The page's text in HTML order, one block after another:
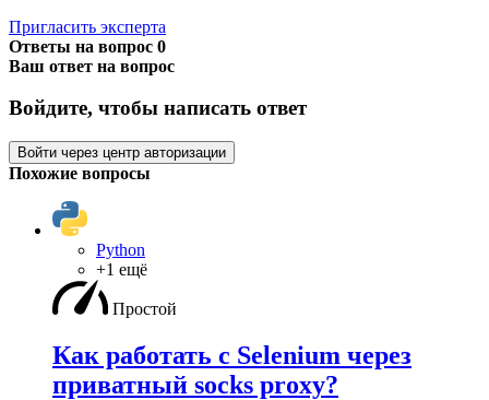
Пригласить эксперта
Ответы на вопрос 0
Ваш ответ на вопрос
Войдите, чтобы написать ответ
Войти через центр авторизации
Похожие вопросы
Python
+1 ещё
Простой
Как работать с Selenium через
приватный socks proxy?